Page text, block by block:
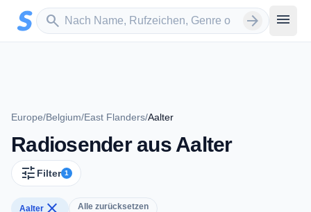
Zum Hauptinhalt springen
search
Sender suchen arrow_forward menu
Europe/Belgium/East Flanders/Aalter
Radiosender aus Aalter
tune Filter 1
Aalter Alle zurücksetzen